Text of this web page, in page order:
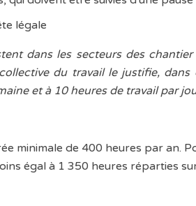
légale
dans les secteurs des
du travail le justifie,
et à 10 heures de travail par
minimale de 400 heures par an.
égal à 1 350 heures réparties